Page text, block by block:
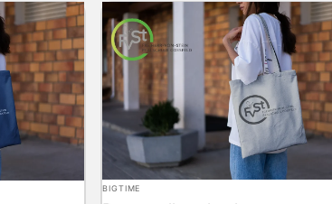
Anbieter:
BIGTIME